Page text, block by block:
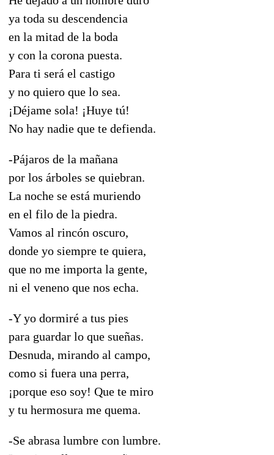
ya toda su descendencia
en la mitad de la boda
y con la corona puesta.
Para ti será el castigo
y no quiero que lo sea.
¡Déjame sola! ¡Huye tú!
No hay nadie que te defienda.
-Pájaros de la mañana
por los árboles se quiebran.
La noche se está muriendo
en el filo de la piedra.
Vamos al rincón oscuro,
donde yo siempre te quiera,
que no me importa la gente,
ni el veneno que nos echa.
-Y yo dormiré a tus pies
para guardar lo que sueñas.
Desnuda, mirando al campo,
como si fuera una perra,
¡porque eso soy! Que te miro
y tu hermosura me quema.
-Se abrasa lumbre con lumbre.